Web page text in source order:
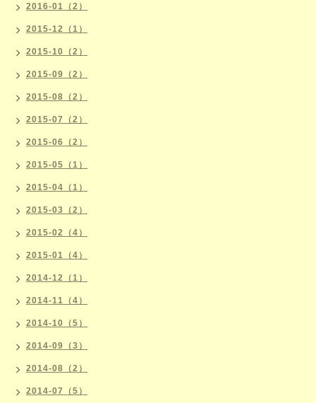
2016-01（2）
2015-12（1）
2015-10（2）
2015-09（2）
2015-08（2）
2015-07（2）
2015-06（2）
2015-05（1）
2015-04（1）
2015-03（2）
2015-02（4）
2015-01（4）
2014-12（1）
2014-11（4）
2014-10（5）
2014-09（3）
2014-08（2）
2014-07（5）